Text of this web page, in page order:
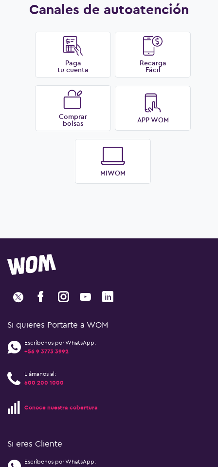
Canales de autoatención
Paga
tu cuenta
Recarga
Fácil
Comprar
bolsas APP WOM
MIWOM
Si quieres Portarte a WOM
Escríbenos por WhatsApp:
+56 9 3773 3992
Llámanos al:
600 200 1000
Conoce nuestra cobertura
Si eres Cliente
Escríbenos por WhatsApp: